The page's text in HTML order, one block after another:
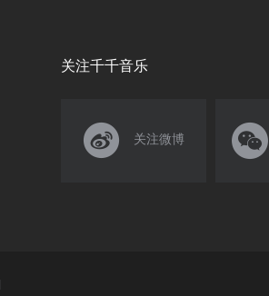
关注千千音乐
 关注微博 